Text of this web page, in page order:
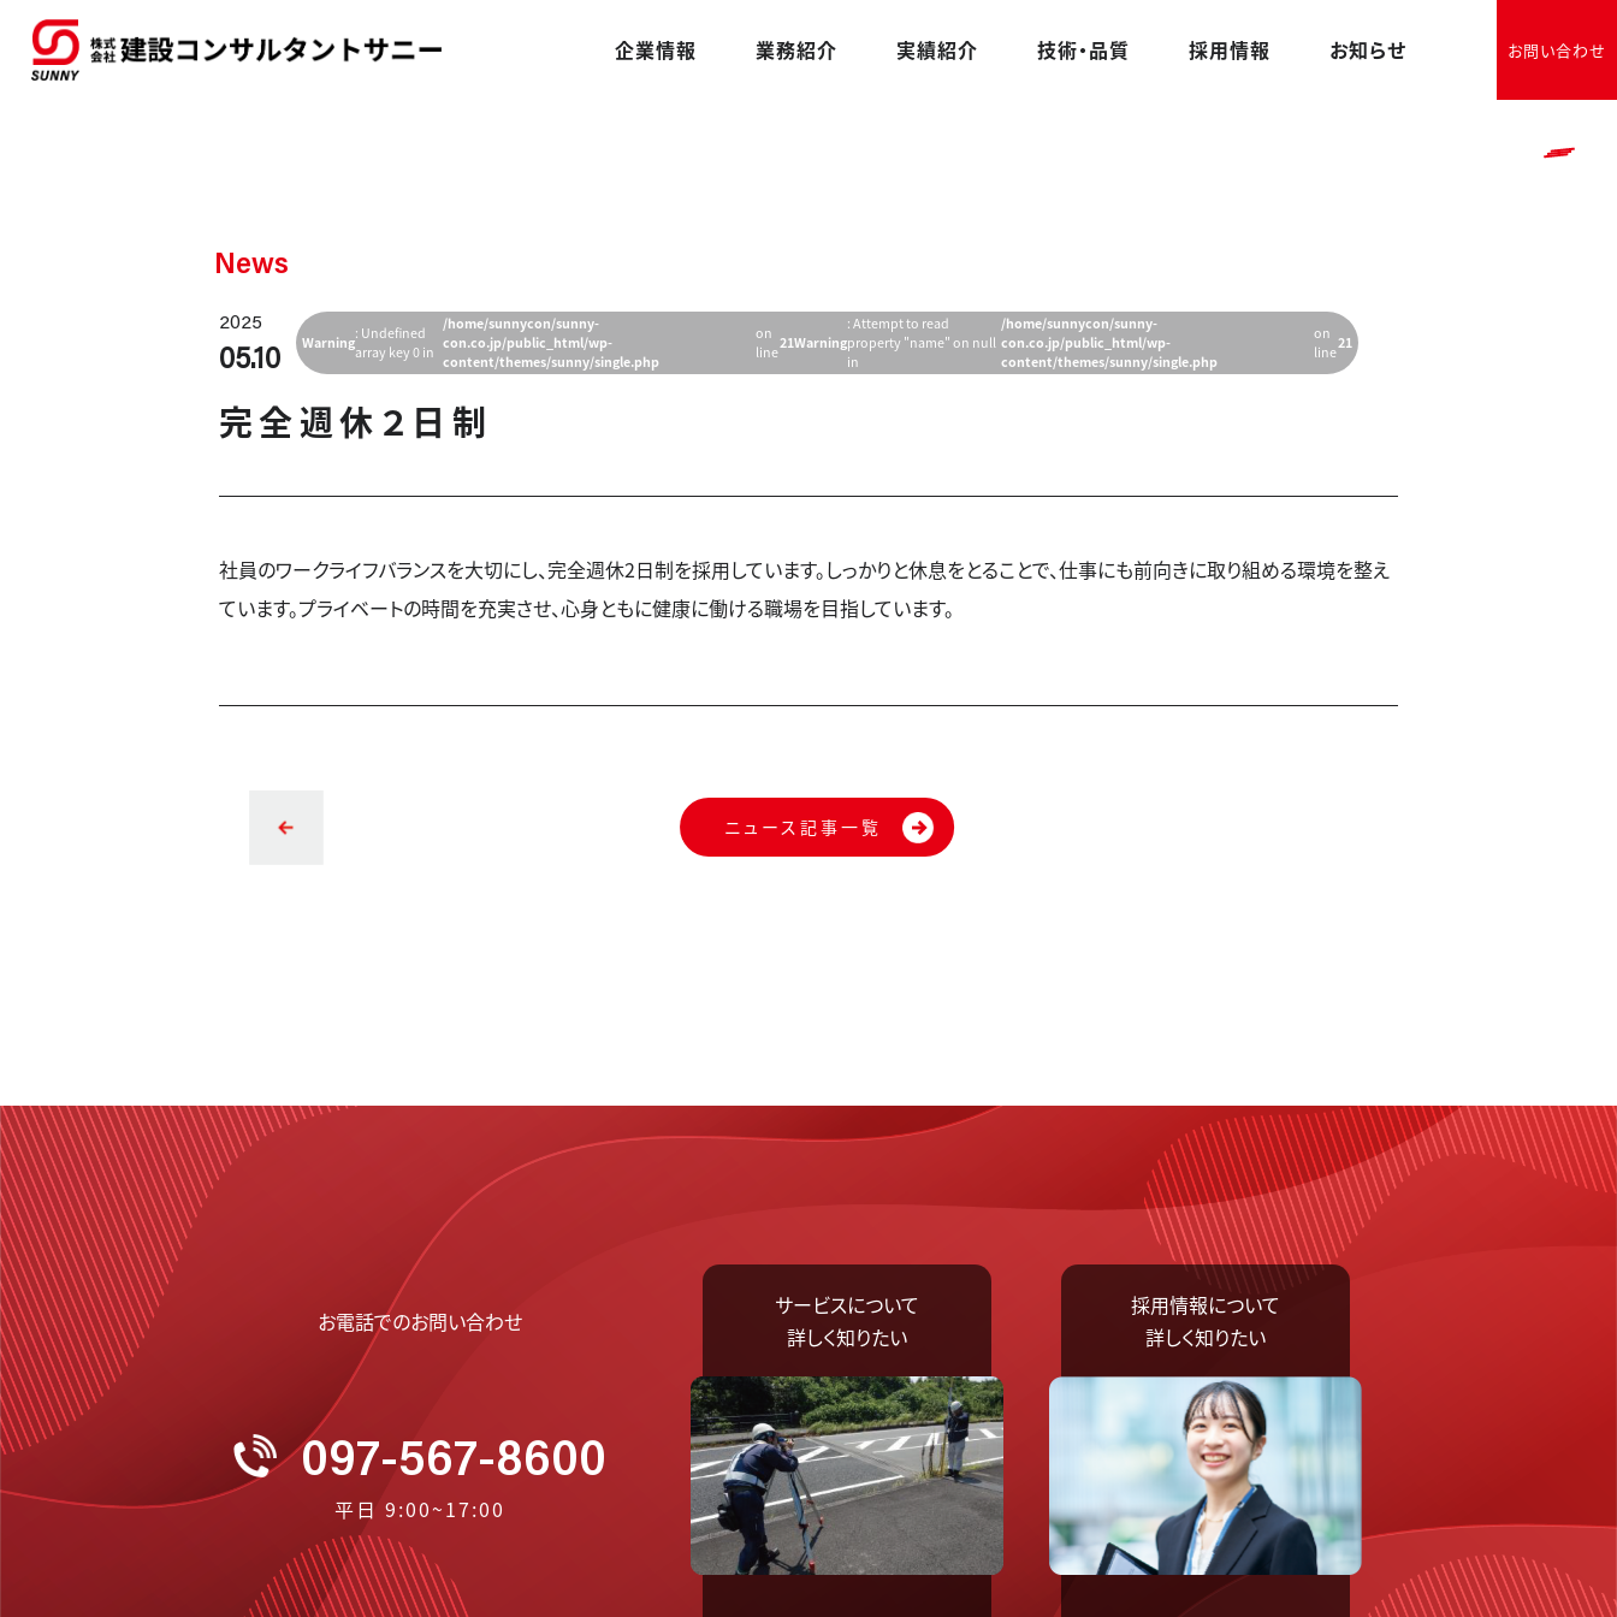
企業情報 業務紹介 実績紹介 技術・品質 採用情報 お知らせ お問い合わせ
アクセス
実績紹介
業務紹介
先輩たちの声
お知らせ
お問い合わせ
News
2025
05.10 Warning
: Undefined
array key 0 in
/home/sunnycon/sunny-
con.co.jp/public_html/wp-
content/themes/sunny/single.php
on
line
21Warning
: Attempt to read
property "name" on null
in
/home/sunnycon/sunny-
con.co.jp/public_html/wp-
content/themes/sunny/single.php
on
line
21
完全週休２日制
社員のワークライフバランスを大切にし、完全週休2日制を採用しています。しっかりと休息をとることで、仕事にも前向きに取り組める環境を整え
ています。プライベートの時間を充実させ、心身ともに健康に働ける職場を目指しています。
ニュース記事一覧
お電話でのお問い合わせ
097-567-8600
平日 9:00~17:00
サービスについて
詳しく知りたい
採用情報について
詳しく知りたい